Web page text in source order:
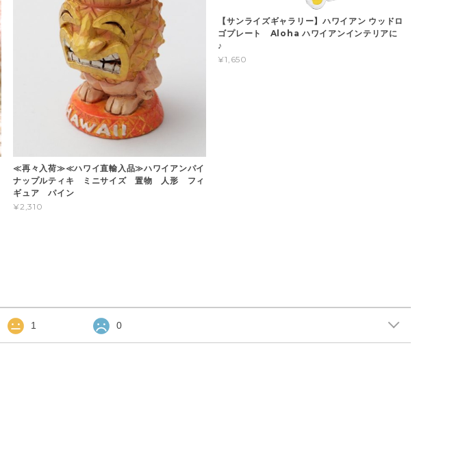
≪再々入荷≫≪ハワイ直輸入品≫ハワイアンパイ
ナップルティキ ミニサイズ 置物 人形 フィ
ギュア パイン
¥2,310
【サンライズギャラリー】ハワイアン ウッドロ
ゴプレート Aloha ハワイアンインテリアに
♪
¥1,650
1 0